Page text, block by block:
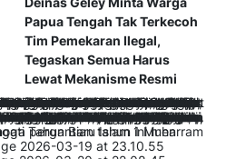
Papua Tengah Tak Terkecoh
Tim Pemekaran Ilegal,
Tegaskan Semua Harus
Lewat Mekanisme Resmi